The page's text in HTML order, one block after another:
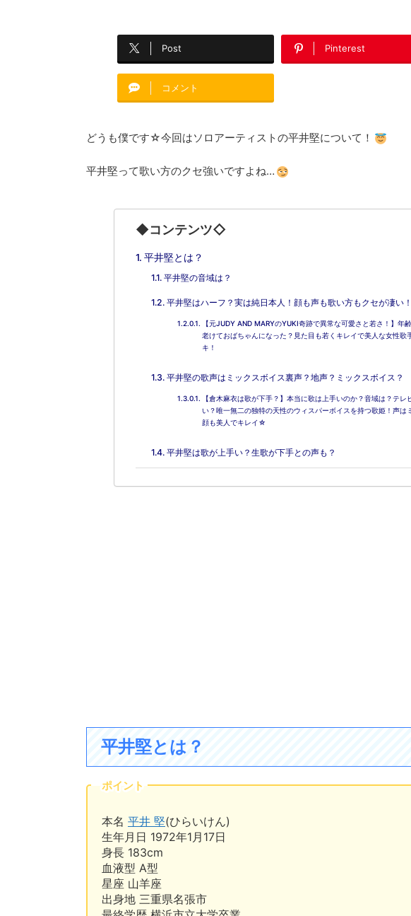
Post Pinterest
コメント
どうも僕です☆今回はソロアーティストの平井堅について！
平井堅って歌い方のクセ強いですよね…
◆コンテンツ◇
平井堅とは？
平井堅の音域は？
平井堅はハーフ？実は純日本人！顔も声も歌い方もクセが凄い！
【元JUDY AND MARYのYUKI奇跡で異常な可愛さと若さ！】年
老けておばちゃんになった？見た目も若くキレイで美人な女性歌
キ！
平井堅の歌声はミックスボイス裏声？地声？ミックスボイス？
【倉木麻衣は歌が下手？】本当に歌は上手いのか？音域は？テ
い？唯一無二の独特の天性のウィスパーボイスを持つ歌姫！声は
顔も美人でキレイ☆
平井堅は歌が上手い？生歌が下手との声も？
平井堅とは？
ポイント
本名 平井 堅(ひらいけん)
生年月日 1972年1月17日
身長 183cm
血液型 A型
星座 山羊座
出身地 三重県名張市